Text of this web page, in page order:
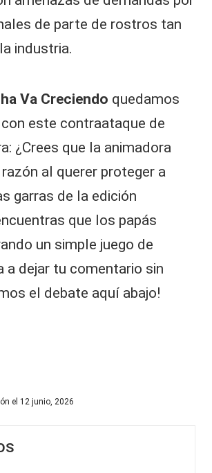
de parte de rostros tan
industria.
Va Creciendo quedamos
con este contraataque de
¿Crees que la animadora
al querer proteger a
garras de la edición
que los papás
un simple juego de
a dejar tu comentario sin
el debate aquí abajo!
el 12 junio, 2026